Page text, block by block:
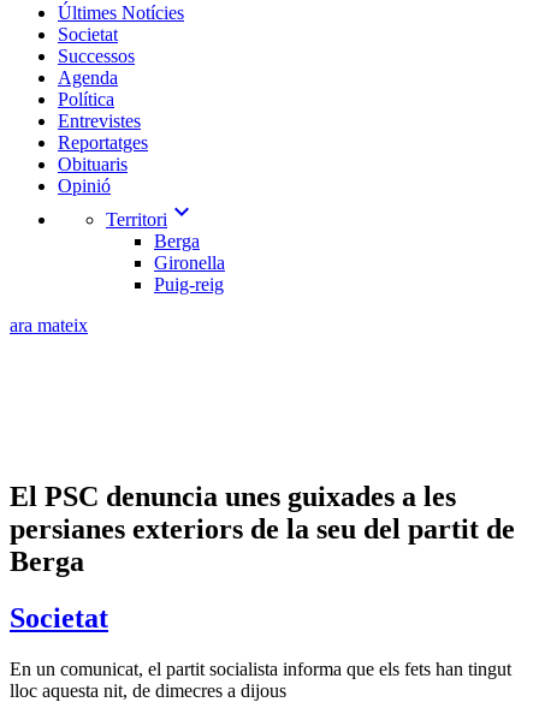
Últimes Notícies
Societat
Successos
Agenda
Política
Entrevistes
Reportatges
Obituaris
Opinió
Territori expand_more
Berga
Gironella
Puig-reig
ara mateix
El PSC denuncia unes guixades a les
persianes exteriors de la seu del partit de
Berga
Societat
En un comunicat, el partit socialista informa que els fets han tingut
lloc aquesta nit, de dimecres a dijous